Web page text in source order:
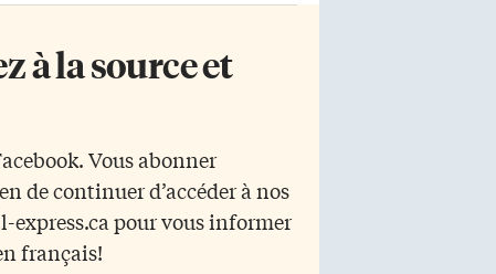
appliquées en biodiversité, le
Collège Boréal est non seulement
Ville du Grand Sudbury, d’être
pour son partenaire Xstrata Nickel
un fournisseur d’arbres privilégié
dans le cadre de sa stratégie de
reboisement. Mais il est […]
à la source et
Vous abonner
de continuer d’accéder à nos
express.ca pour vous informer
français!